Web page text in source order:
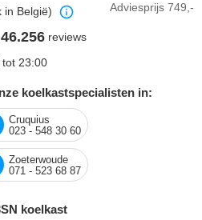
Adviesprijs 749,-
in België)
46.256 reviews
tot 23:00
koelkastspecialisten in:
Cruquius
023 - 548 30 60
Zoeterwoude
071 - 523 68 87
koelkast